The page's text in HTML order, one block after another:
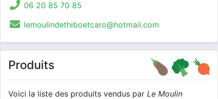
06 20 85 70 85
lemoulindethiboetcaro@hotmail.com
Produits
Voici la liste des produits vendus par Le Moulin